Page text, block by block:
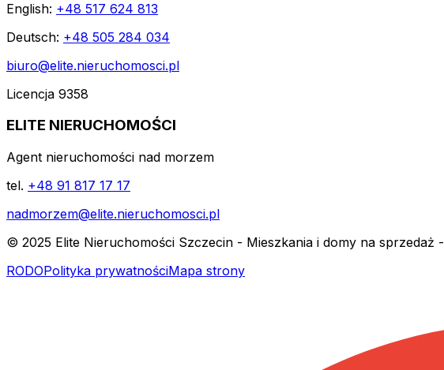
English: +48 517 624 813
Deutsch: +48 505 284 034
biuro@elite.nieruchomosci.pl
Licencja 9358
ELITE NIERUCHOMOŚCI
Agent nieruchomości nad morzem
tel. +48 91 817 17 17
nadmorzem@elite.nieruchomosci.pl
© 2025 Elite Nieruchomości Szczecin - Mieszkania i domy na sprzedaż -
RODOPolityka prywatnościMapa strony